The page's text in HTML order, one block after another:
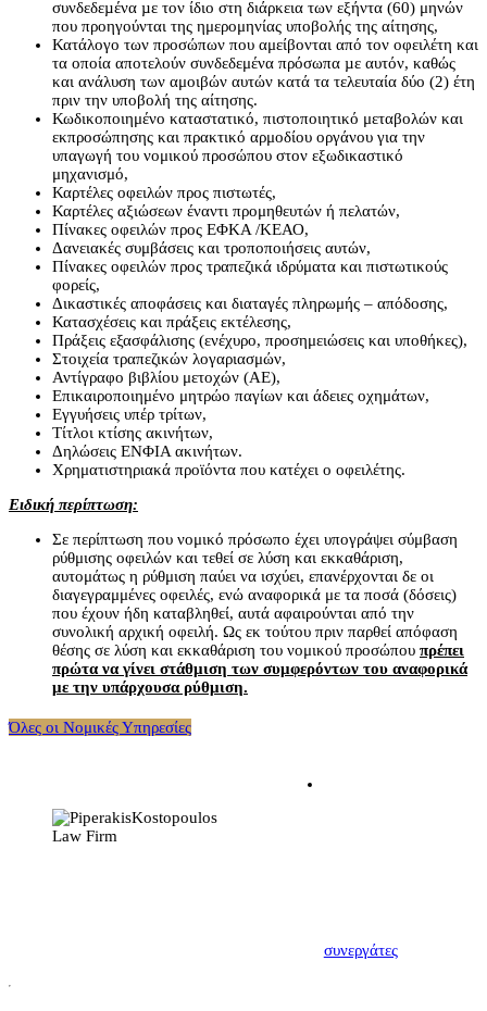
συνδεδεµένα µε τον ίδιο στη διάρκεια των εξήντα (60) μηνών
που προηγούνται της ημερομηνίας υποβολής της αίτησης,
Κατάλογο των προσώπων που αμείβονται από τον οφειλέτη και
τα οποία αποτελούν συνδεδεμένα πρόσωπα µε αυτόν, καθώς
και ανάλυση των αμοιβών αυτών κατά τα τελευταία δύο (2) έτη
πριν την υποβολή της αίτησης.
Κωδικοποιημένο καταστατικό, πιστοποιητικό μεταβολών και
εκπροσώπησης και πρακτικό αρμοδίου οργάνου για την
υπαγωγή του νομικού προσώπου στον εξωδικαστικό
μηχανισμό,
Καρτέλες οφειλών προς πιστωτές,
Καρτέλες αξιώσεων έναντι προμηθευτών ή πελατών,
Πίνακες οφειλών προς ΕΦΚΑ /ΚΕΑΟ,
Δανειακές συμβάσεις και τροποποιήσεις αυτών,
Πίνακες οφειλών προς τραπεζικά ιδρύματα και πιστωτικούς
φορείς,
Δικαστικές αποφάσεις και διαταγές πληρωμής – απόδοσης,
Κατασχέσεις και πράξεις εκτέλεσης,
Πράξεις εξασφάλισης (ενέχυρο, προσημειώσεις και υποθήκες),
Στοιχεία τραπεζικών λογαριασμών,
Αντίγραφο βιβλίου μετοχών (ΑΕ),
Επικαιροποιημένο μητρώο παγίων και άδειες οχημάτων,
Εγγυήσεις υπέρ τρίτων,
Τίτλοι κτίσης ακινήτων,
Δηλώσεις ΕΝΦΙΑ ακινήτων.
Χρηματιστηριακά προϊόντα που κατέχει ο οφειλέτης.
Ειδική περίπτωση:
Σε περίπτωση που νομικό πρόσωπο έχει υπογράψει σύμβαση
ρύθμισης οφειλών και τεθεί σε λύση και εκκαθάριση,
αυτομάτως η ρύθμιση παύει να ισχύει, επανέρχονται δε οι
διαγεγραμμένες οφειλές, ενώ αναφορικά με τα ποσά (δόσεις)
που έχουν ήδη καταβληθεί, αυτά αφαιρούνται από την
συνολική αρχική οφειλή. Ως εκ τούτου πριν παρθεί απόφαση
θέσης σε λύση και εκκαθάριση του νομικού προσώπου πρέπει
πρώτα να γίνει στάθμιση των συμφερόντων του αναφορικά
με την υπάρχουσα ρύθμιση.
Όλες οι Νομικές Υπηρεσίες
συνεργάτες